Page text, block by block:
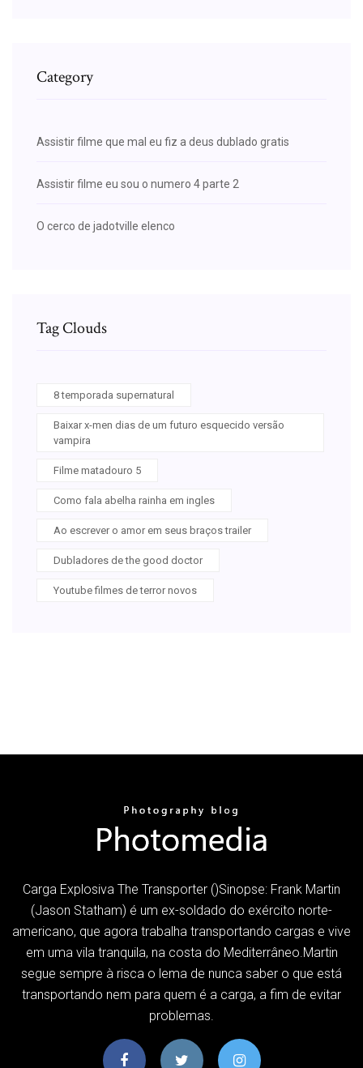
Category
Assistir filme que mal eu fiz a deus dublado gratis
Assistir filme eu sou o numero 4 parte 2
O cerco de jadotville elenco
Tag Clouds
8 temporada supernatural
Baixar x-men dias de um futuro esquecido versão
vampira
Filme matadouro 5
Como fala abelha rainha em ingles
Ao escrever o amor em seus braços trailer
Dubladores de the good doctor
Youtube filmes de terror novos
Carga Explosiva The Transporter ()Sinopse: Frank Martin
(Jason Statham) é um ex-soldado do exército norte-
americano, que agora trabalha transportando cargas e vive
em uma vila tranquila, na costa do Mediterrâneo.Martin
segue sempre à risca o lema de nunca saber o que está
transportando nem para quem é a carga, a fim de evitar
problemas.